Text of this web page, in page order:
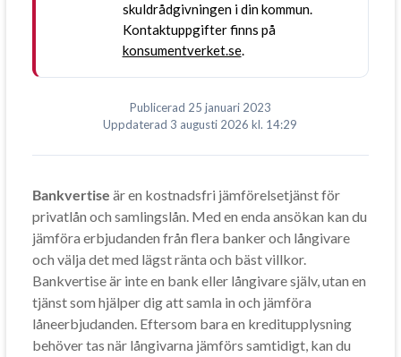
skuldrådgivningen i din kommun.
Kontaktuppgifter finns på
konsumentverket.se.
Publicerad 25 januari 2023
Uppdaterad 3 augusti 2026 kl. 14:29
Bankvertise är en kostnadsfri jämförelsetjänst för
privatlån och samlingslån. Med en enda ansökan kan du
jämföra erbjudanden från flera banker och långivare
och välja det med lägst ränta och bäst villkor.
Bankvertise är inte en bank eller långivare själv, utan en
tjänst som hjälper dig att samla in och jämföra
låneerbjudanden. Eftersom bara en kreditupplysning
behöver tas när långivarna jämförs samtidigt, kan du